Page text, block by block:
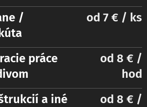
/
od 7 € / ks
práce
od 8 € /
hod
a iné
od 8 € /